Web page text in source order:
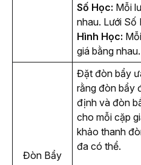
Số Học: Mỗi
nhau. Lưới Số
Hình Học:
giá bằng nhau.
Đòn Bẩy
Đặt đòn bẩy
rằng đòn bẩy
định và đòn
cho mỗi cặp
khảo thanh
đa có thể.